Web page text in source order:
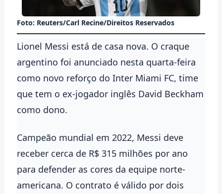
Foto: Reuters/Carl Recine/Direitos Reservados
Lionel Messi está de casa nova. O craque
argentino foi anunciado nesta quarta-feira
como novo reforço do Inter Miami FC, time
que tem o ex-jogador inglês David Beckham
como dono.
Campeão mundial em 2022, Messi deve
receber cerca de R$ 315 milhões por ano
para defender as cores da equipe norte-
americana. O contrato é válido por dois